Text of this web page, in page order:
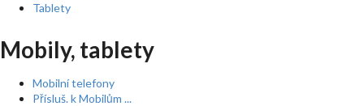
Tablety
Mobily, tablety
Mobilní telefony
Přísluš. k Mobilům ...